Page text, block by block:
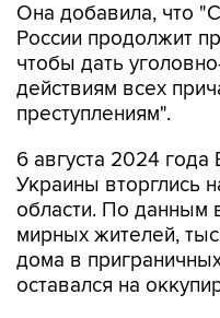
Она добавила, что
России продолжит
чтобы дать
действиям всех
преступлениям".
6 августа 2024
Украины вторглись
области. По данным
мирных жителей,
дома в
оставался на